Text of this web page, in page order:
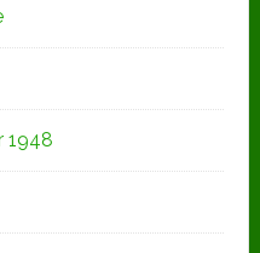
1948